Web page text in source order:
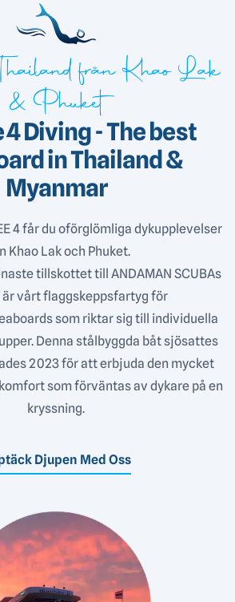
från Khao Lak
& Phuket
4 Diving - The best
in Thailand &
Myanmar
4 får du oförglömliga dykupplevelser
Khao Lak och Phuket.
tillskottet till ANDAMAN SCUBAs
vårt flaggskeppsfartyg för
som riktar sig till individuella
Denna stålbyggda båt sjösattes
2023 för att erbjuda den mycket
som förväntas av dykare på en
kryssning.
Djupen Med Oss